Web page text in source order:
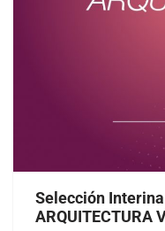
Selección
ARQUITECTURA